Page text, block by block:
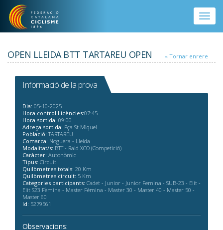
Vés al contingut
Toggle
OPEN LLEIDA BTT TARTAREU OPEN
Informació de la prova
Dia: 05-10-2025
Hora control llicències:07:45
Hora sortida: 09:00
Adreça sortida: Pça St Miquel
Població: TARTAREU
Comarca: Noguera - Lleida
Modalitat/s: BTT - Raid XCO (Competició)
Caràcter: Autonòmic
Tipus: Circuit
Quilòmetres totals: 20 Km
Quilòmetres circuit: 5 Km
Categories participants: Cadet - Junior - Junior Femina - SUB-23 - Elit -
Elit S23 Fèmina - Master Fèmina - Master 30 - Master 40 - Master 50 -
Master 60
Id: 5279561
Observacions:
« Tornar enrere